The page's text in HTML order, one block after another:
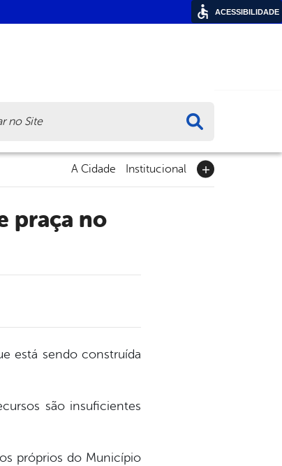
A Cidade Institucional
está sendo construída
são insuficientes
próprios do Município
ACESSIBILIDADE